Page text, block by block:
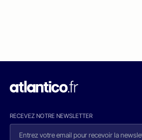
RECEVEZ NOTRE NEWSLETTER